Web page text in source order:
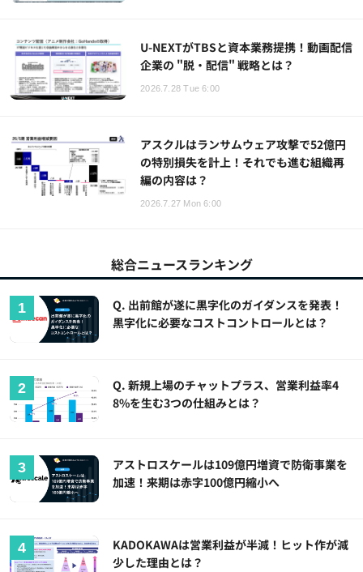
U-NEXTがTBSと資本業務提携！動画配信
企業の "脱・配信" 戦略とは？
2026.7.28 Tue 6:00
アスクルはランサムウェア攻撃で52億円
の特別損失を計上！それでも進む組織再
編の内容は？
2026.7.27 Mon 6:00
総合ニュースランキング
Q. 出前館が遂に黒字化のガイダンスを発表！
黒字化に必要なコストコントロールとは？
Q. 新規上場のチャットプラス、営業利益率4
8%を生む3つの仕組みとは？
アストロスケールは109億円増資で防衛事業を
加速！来期は赤字100億円縮小へ
KADOKAWAは営業利益が半減！ヒット作が減
少した理由とは？